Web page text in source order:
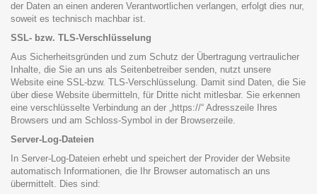
der Daten an einen anderen Verantwortlichen verlangen, erfolgt dies nur,
soweit es technisch machbar ist.
SSL- bzw. TLS-Verschlüsselung
Aus Sicherheitsgründen und zum Schutz der Übertragung vertraulicher
Inhalte, die Sie an uns als Seitenbetreiber senden, nutzt unsere
Website eine SSL-bzw. TLS-Verschlüsselung. Damit sind Daten, die Sie
über diese Website übermitteln, für Dritte nicht mitlesbar. Sie erkennen
eine verschlüsselte Verbindung an der „https://“ Adresszeile Ihres
Browsers und am Schloss-Symbol in der Browserzeile.
Server-Log-Dateien
In Server-Log-Dateien erhebt und speichert der Provider der Website
automatisch Informationen, die Ihr Browser automatisch an uns
übermittelt. Dies sind: